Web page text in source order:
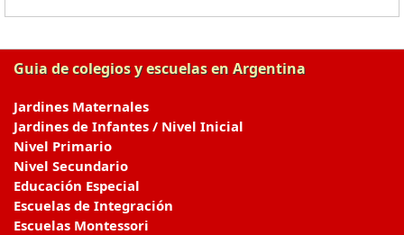
Guia de colegios y escuelas en Argentina
Jardines Maternales
Jardines de Infantes / Nivel Inicial
Nivel Primario
Nivel Secundario
Educación Especial
Escuelas de Integración
Escuelas Montessori